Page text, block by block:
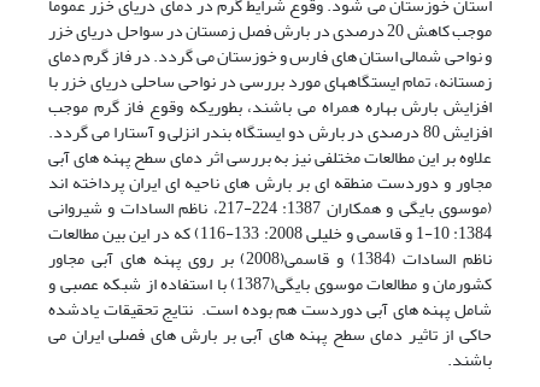
موجب کاهش 20 درصدی در بارش فصل زمستان در سواحل دریای خزر
و نواحی شمالی استان های فارس و خوزستان می گردد. در فاز گرم دمای
زمستانه، تمام ایستگاههای مورد بررسی در نواحی ساحلی دریای خزر با
افزایش بارش بهاره همراه می باشند، بطوریکه وقوع فاز گرم موجب
افزایش 80 درصدی در بارش دو ایستگاه بندر انزلی و آستارا می گردد.
علاوه بر این مطالعات مختلفی نیز به بررسی اثر دمای سطح پهنه های آبی
مجاور و دوردست منطقه ای بر بارش های ناحیه ای ایران پرداخته اند
(موسوی بایگی و همکاران 1387: 224-217، ناظم السادات و شیروانی
1384: 10-1 و قاسمی و خلیلی 2008: 133-116) که در این بین مطالعات
ناظم السادات (1384) و قاسمی(2008) بر روی پهنه های آبی مجاور
کشورمان و مطالعات موسوی بایگی(1387) با استفاده از شبکه عصبی و
شامل پهنه های آبی دوردست هم بوده است. نتایج تحقیقات یادشده
حاکی از تاثیر دمای سطح پهنه های آبی بر بارش های فصلی ایران می
باشند.